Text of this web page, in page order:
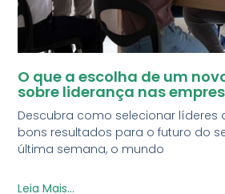
O que a escolha de um
sobre liderança nas
Descubra como selecionar líderes
bons resultados para o futuro do
última semana, o mundo
Leia Mais...